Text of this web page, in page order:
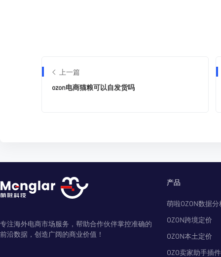
上一篇
ozon电商猫粮可以自发货吗
专注海外电商市场服务，帮助合作伙伴掌控准确的
前沿数据，创造广阔的商业价值！
产品
萌啦OZON数据分
OZON跨境定价
OZON本土定价
OZO卖家助手插件